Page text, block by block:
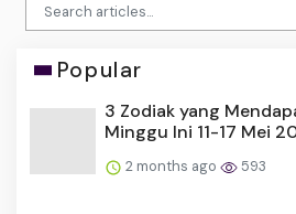
Popular
3 Zodiak yang
Minggu Ini 11-17 Mei
2 months ago 593